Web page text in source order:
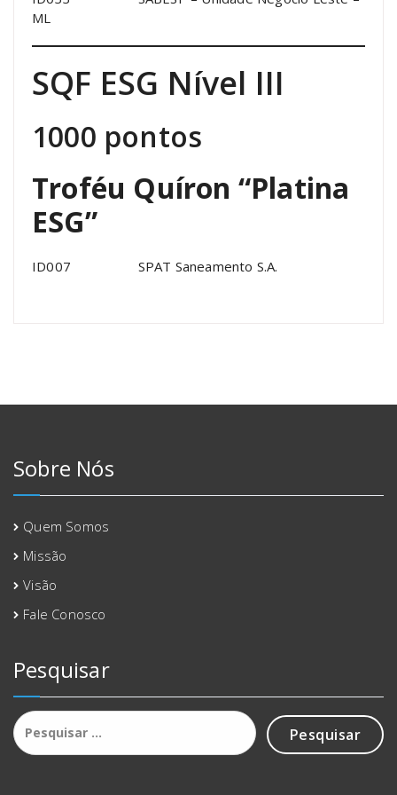
ML
SQF ESG Nível III
1000 pontos
Troféu Quíron “Platina
ESG”
ID007 SPAT Saneamento S.A.
Sobre Nós
Quem Somos
Missão
Visão
Fale Conosco
Pesquisar
Pesquisar
por: